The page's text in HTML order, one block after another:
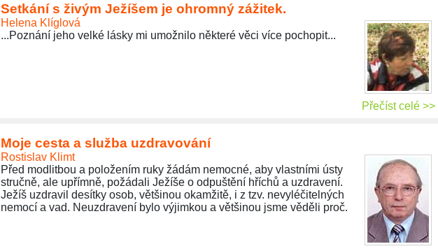
Setkání s živým Ježíšem je ohromný zážitek.
Helena Klíglová
...Poznání jeho velké lásky mi umožnilo některé věci více pochopit...
Přečíst celé >>
Moje cesta a služba uzdravování
Rostislav Klimt
Před modlitbou a položením ruky žádám nemocné, aby vlastními ústy
stručně, ale upřímně, požádali Ježíše o odpuštění hříchů a uzdravení.
Ježíš uzdravil desítky osob, většinou okamžitě, i z tzv. nevyléčitelných
nemocí a vad. Neuzdravení bylo výjimkou a většinou jsme věděli proč.